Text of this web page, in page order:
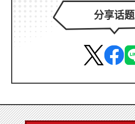
分享话题